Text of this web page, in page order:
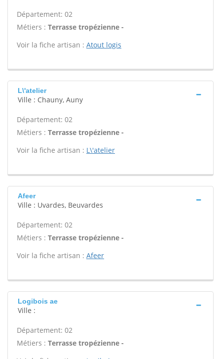
Département: 02
Métiers : Terrasse tropézienne -
Voir la fiche artisan : Atout logis
L\'atelier
Ville : Chauny, Auny
Département: 02
Métiers : Terrasse tropézienne -
Voir la fiche artisan : L\'atelier
Afeer
Ville : Uvardes, Beuvardes
Département: 02
Métiers : Terrasse tropézienne -
Voir la fiche artisan : Afeer
Logibois ae
Ville :
Département: 02
Métiers : Terrasse tropézienne -